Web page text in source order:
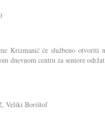
Krizmanić će službeno otvoriti
dnevnom centru za seniore
Veliki Borištof